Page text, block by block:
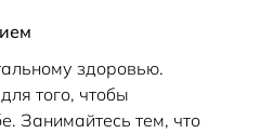
здоровью.
того, чтобы
Занимайтесь тем, что